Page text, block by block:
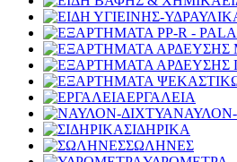
ΕΡΓΑΛΕΙΑ
ΝΑΥΛΟΝ-
ΣΙΔΗΡΙΚΑ
ΣΩΛΗΝΕΣ